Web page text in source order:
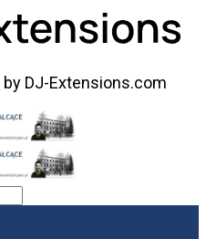
by DJ-Extensions.com